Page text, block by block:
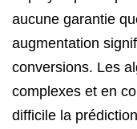
aucune garantie
augmentation
conversions. Les
complexes et en
difficile la